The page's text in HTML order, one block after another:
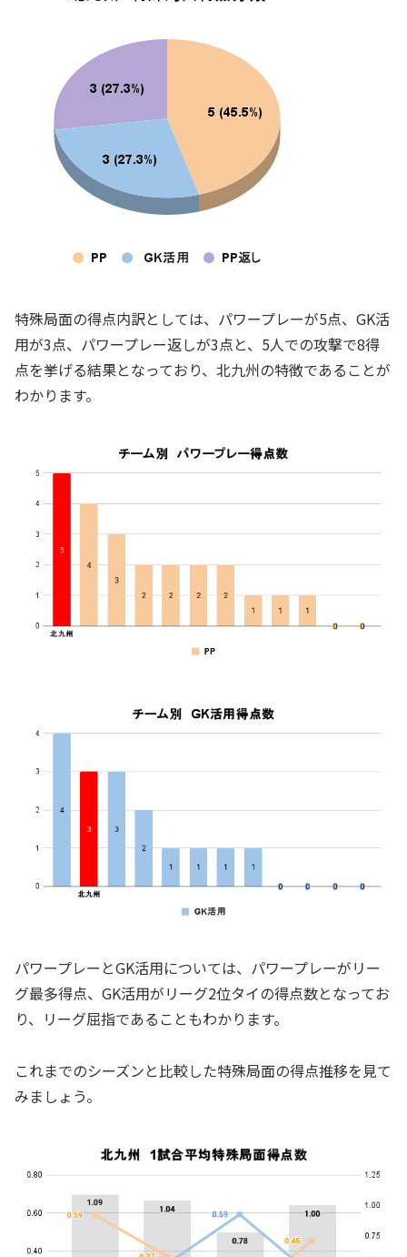
特殊局面の得点内訳としては、パワープレーが5点、GK活
用が3点、パワープレー返しが3点と、5人での攻撃で8得
点を挙げる結果となっており、北九州の特徴であることが
わかります。
パワープレーとGK活用については、パワープレーがリー
グ最多得点、GK活用がリーグ2位タイの得点数となってお
り、リーグ屈指であることもわかります。
これまでのシーズンと比較した特殊局面の得点推移を見て
みましょう。